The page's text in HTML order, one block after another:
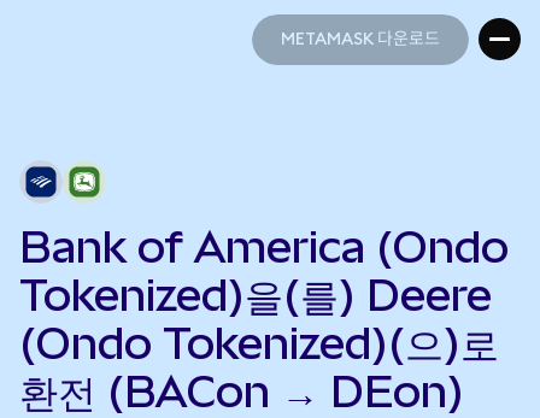
METAMASK 다운로드
Bank of America (Ondo
Tokenized)을(를) Deere
(Ondo Tokenized)(으)로
환전 (BACon → DEon)